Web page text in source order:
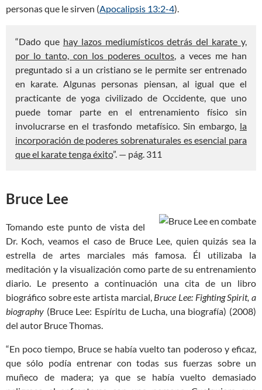
personas que le sirven (Apocalipsis 13:2-4).
“Dado que hay lazos mediumísticos detrás del karate y,
por lo tanto, con los poderes ocultos, a veces me han
preguntado si a un cristiano se le permite ser entrenado
en karate. Algunas personas piensan, al igual que el
practicante de yoga civilizado de Occidente, que uno
puede tomar parte en el entrenamiento físico sin
involucrarse en el trasfondo metafísico. Sin embargo, la
incorporación de poderes sobrenaturales es esencial para
que el karate tenga éxito”. — pág. 311
Bruce Lee
Tomando este punto de vista del
Dr. Koch, veamos el caso de Bruce Lee, quien quizás sea la
estrella de artes marciales más famosa. Él utilizaba la
meditación y la visualización como parte de su entrenamiento
diario. Le presento a continuación una cita de un libro
biográfico sobre este artista marcial, Bruce Lee: Fighting Spirit, a
biography (Bruce Lee: Espíritu de Lucha, una biografía) (2008)
del autor Bruce Thomas.
“En poco tiempo, Bruce se había vuelto tan poderoso y eficaz,
que sólo podía entrenar con todas sus fuerzas sobre un
muñeco de madera; ya que se había vuelto demasiado